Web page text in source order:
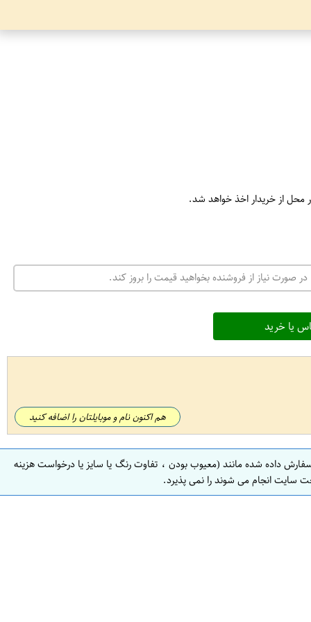
محل از خریدار اخذ خواهد شد.
صورت نیاز از فروشنده بخواهید قیمت را بروز کند.
یا خرید
هم اکنون نام و موبایلتان را اضافه کنید
داده شده مانند (معیوب بودن ، تفاوت رنگ یا سایز یا درخواست هزینه
سایت انجام می شوند را نمی پذیرد.